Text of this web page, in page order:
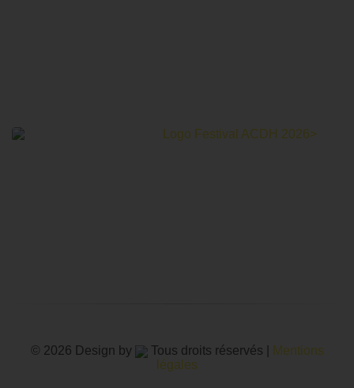
© 2026 Design by Tous droits réservés |
Mentions
légales